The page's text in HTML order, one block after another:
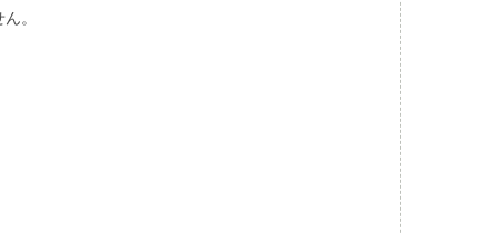
。